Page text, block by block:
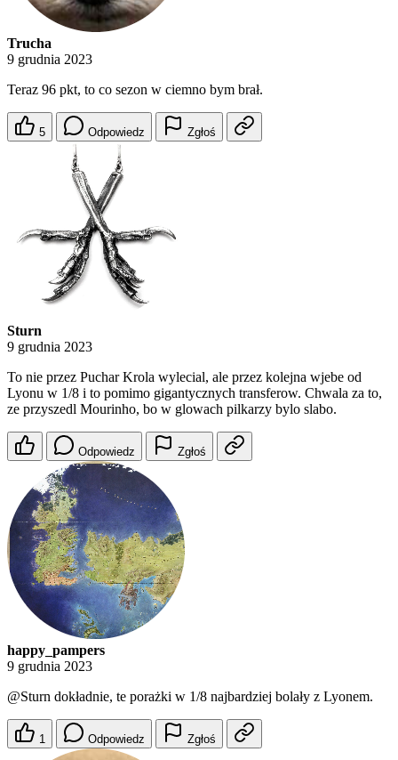
Trucha
9 grudnia 2023
Teraz 96 pkt, to co sezon w ciemno bym brał.
5 Odpowiedz Zgłoś
Sturn
9 grudnia 2023
To nie przez Puchar Krola wylecial, ale przez kolejna wjebe od
Lyonu w 1/8 i to pomimo gigantycznych transferow. Chwala za to,
ze przyszedl Mourinho, bo w glowach pilkarzy bylo slabo.
Odpowiedz Zgłoś
happy_pampers
9 grudnia 2023
@Sturn dokładnie, te porażki w 1/8 najbardziej bolały z Lyonem.
1 Odpowiedz Zgłoś